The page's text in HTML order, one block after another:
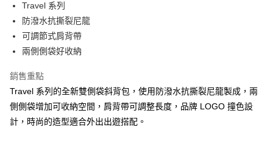
運送方式
付款後萊爾富取貨
付款後7-11取貨
Travel 系列
防潑水抗撕裂尼龍
可調節式肩背帶
兩側側袋好收納
銷售重點
Travel 系列的全新雙側袋斜背包，使用防潑水抗撕裂尼龍製成，兩
側側袋增加可收納空間，肩背帶可調整長度，品牌 LOGO 撞色設
計，時尚的造型適合外出出遊搭配。